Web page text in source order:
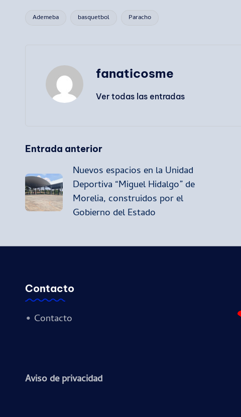
Ademeba basquetbol Paracho
fanaticosme
Ver todas las entradas
Navegación
de
entradas
Entrada anterior
Nuevos espacios en la Unidad
Deportiva “Miguel Hidalgo” de
Morelia, construidos por el
Gobierno del Estado
Contacto
• Contacto
Aviso de privacidad